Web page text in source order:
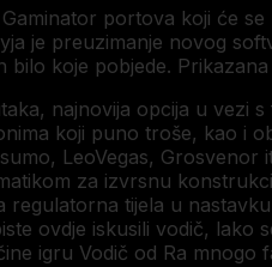
portova koji će
je preuzimanje novog
bilo koje pobjede.
najnovija opcija u vezi
koji puno troše, kao i
LeoVegas,
za izvrsnu
regulatorna tijela u
ovdje iskusili vodič,
igru ​​Vodič od Ra mnogo